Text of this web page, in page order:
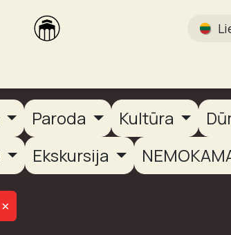
Paroda Kultūra
Ekskursija
×